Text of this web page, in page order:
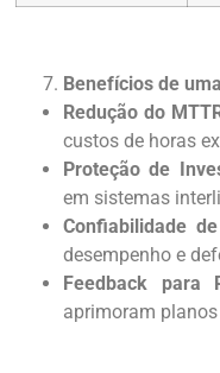
Benefícios de
Redução do
custos de horas
Proteção de
em sistemas
Confiabilidade
desempenho e
Feedback para
aprimoram